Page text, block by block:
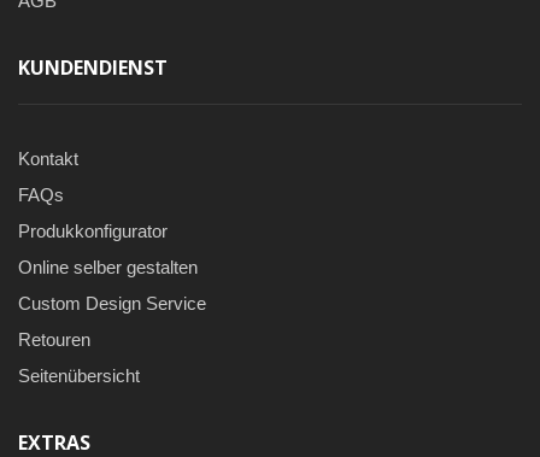
KUNDENDIENST
Kontakt
FAQs
Produkkonfigurator
Online selber gestalten
Custom Design Service
Retouren
Seitenübersicht
EXTRAS